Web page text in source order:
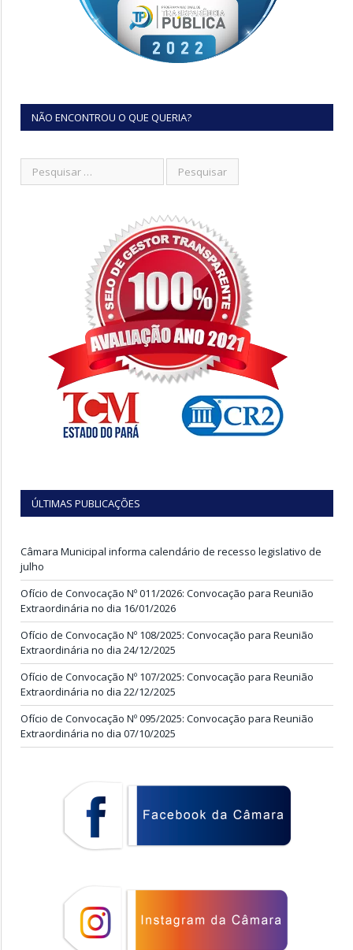
NÃO ENCONTROU O QUE QUERIA?
ÚLTIMAS PUBLICAÇÕES
Câmara Municipal informa calendário de recesso legislativo de
julho
Ofício de Convocação Nº 011/2026: Convocação para Reunião
Extraordinária no dia 16/01/2026
Ofício de Convocação Nº 108/2025: Convocação para Reunião
Extraordinária no dia 24/12/2025
Ofício de Convocação Nº 107/2025: Convocação para Reunião
Extraordinária no dia 22/12/2025
Ofício de Convocação Nº 095/2025: Convocação para Reunião
Extraordinária no dia 07/10/2025